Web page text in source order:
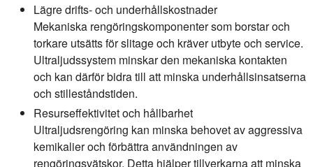
Lägre drifts- och underhållskostnader
Mekaniska rengöringskomponenter som borstar och
torkare utsätts för slitage och kräver utbyte och service.
Ultraljudssystem minskar den mekaniska kontakten
och kan därför bidra till att minska underhållsinsatserna
och stilleståndstiden.
Resurseffektivitet och hållbarhet
Ultraljudsrengöring kan minska behovet av aggressiva
kemikalier och förbättra användningen av
rengöringsvätskor. Detta hjälper tillverkarna att minska